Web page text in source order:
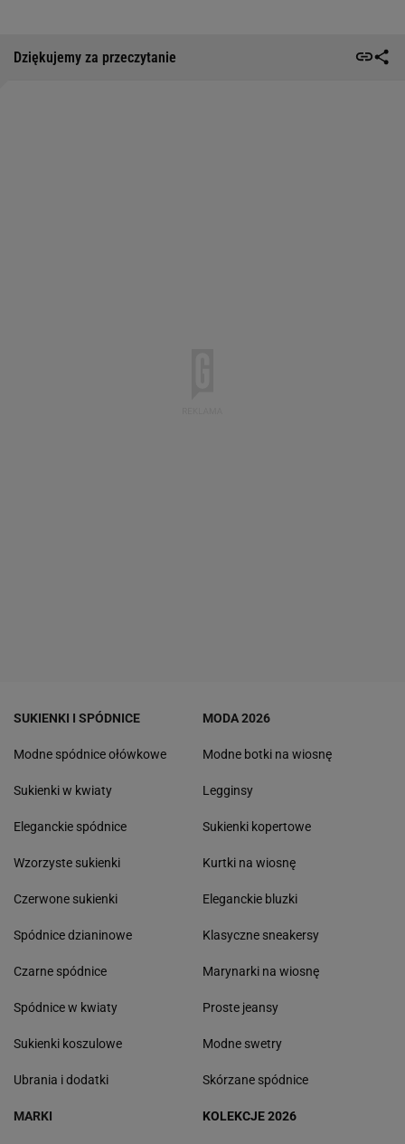
Dziękujemy za przeczytanie
SUKIENKI I SPÓDNICE
Modne spódnice ołówkowe
Sukienki w kwiaty
Eleganckie spódnice
Wzorzyste sukienki
Czerwone sukienki
Spódnice dzianinowe
Czarne spódnice
Spódnice w kwiaty
Sukienki koszulowe
Ubrania i dodatki
MODA 2026
Modne botki na wiosnę
Legginsy
Sukienki kopertowe
Kurtki na wiosnę
Eleganckie bluzki
Klasyczne sneakersy
Marynarki na wiosnę
Proste jeansy
Modne swetry
Skórzane spódnice
MARKI KOLEKCJE 2026